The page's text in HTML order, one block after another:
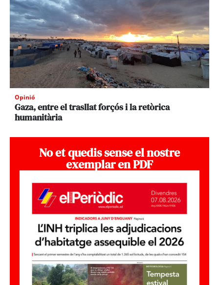
Opinió
Gaza, entre el trasllat forçós i la retòrica
humanitària
No et quedis sense el nostre
exemplar en PDF